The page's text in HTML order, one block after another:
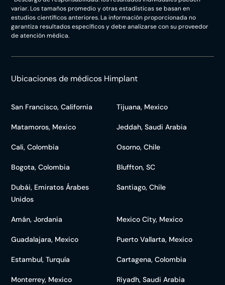
variar. Los tamaños promedio y otras estadísticas se basan en
estudios científicos anteriores. La información proporcionada no
garantiza resultados específicos y debe analizarse con su proveedor
de atención médica.
Ubicaciones de médicos Himplant
San Francisco, California Tijuana, Mexico
Matamoros, Mexico Jeddah, Saudi Arabia
Cali, Colombia Osorno, Chile
Bogota, Colombia Bluffton, SC
Dubái, Emiratos Árabes
Unidos
Santiago, Chile
Amán, Jordania Mexico City, Mexico
Guadalajara, Mexico Puerto Vallarta, Mexico
Estambul, Turquía Cartagena, Colombia
Monterrey, Mexico Riyadh, Saudi Arabia